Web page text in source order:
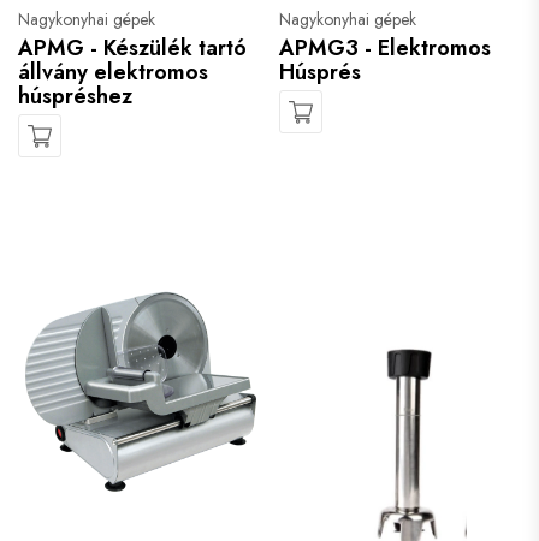
Nagykonyhai gépek
APMG - Készülék tartó
állvány elektromos
húspréshez
Nagykonyhai gépek
APMG3 - Elektromos
Húsprés